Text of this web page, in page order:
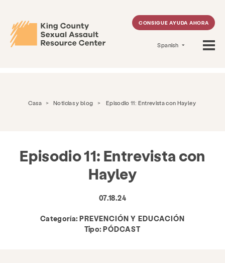
CONSIGUE AYUDA AHORA
Spanish
Casa > Noticias y blog > Episodio 11: Entrevista con Hayley
Episodio 11: Entrevista con
Hayley
07.18.24
Categoría: PREVENCIÓN Y EDUCACIÓN
Tipo: PÓDCAST